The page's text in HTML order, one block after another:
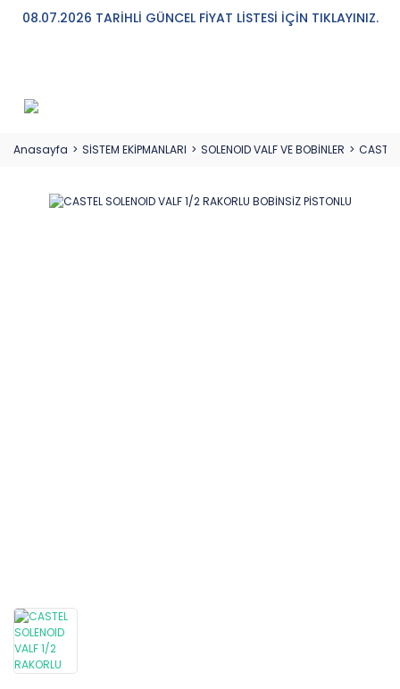
08.07.2026 TARİHLİ GÜNCEL FİYAT LİSTESİ İÇİN TIKLAYINIZ.
Anasayfa SİSTEM EKİPMANLARI SOLENOID VALF VE BOBİNLER